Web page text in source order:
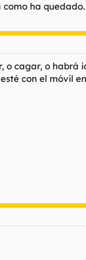
ha quedado.
o cagar, o habrá
con el móvil